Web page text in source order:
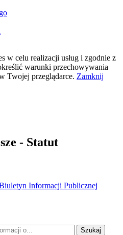
w celu realizacji usług i zgodnie z
warunki przechowywania
Twojej przeglądarce. Zamknij
- Statut
Informacji Publicznej
Szukaj